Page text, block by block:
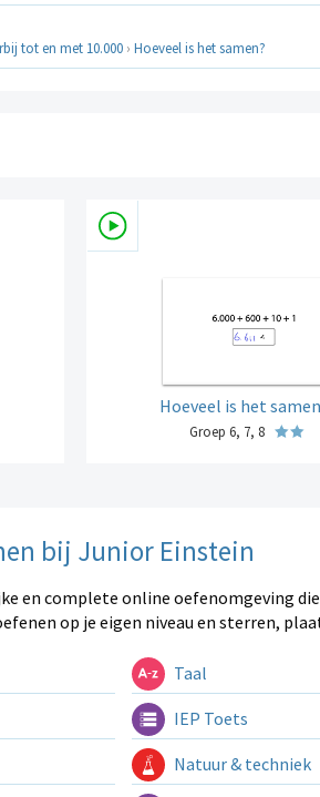
tot en met 10.000 › Hoeveel is het samen?
Hoeveel is het
Groep 6, 7, 8
bij Junior Einstein
en complete online oefenomgeving
op je eigen niveau en sterren,
Taal
IEP Toets
Natuur & techniek